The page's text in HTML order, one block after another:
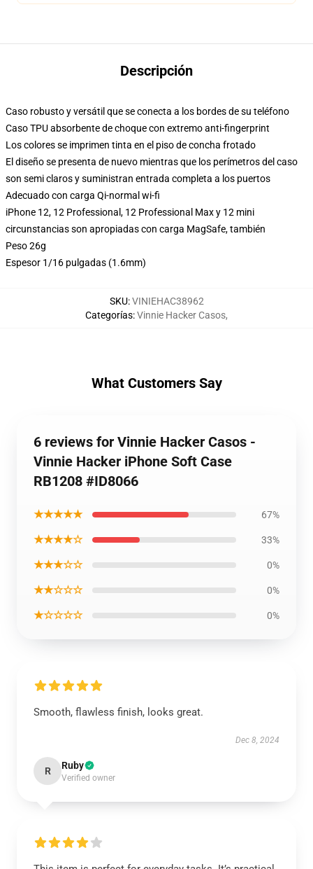
Descripción
Caso robusto y versátil que se conecta a los bordes de su teléfono
Caso TPU absorbente de choque con extremo anti-fingerprint
Los colores se imprimen tinta en el piso de concha frotado
El diseño se presenta de nuevo mientras que los perímetros del caso
son semi claros y suministran entrada completa a los puertos
Adecuado con carga Qi-normal wi-fi
iPhone 12, 12 Professional, 12 Professional Max y 12 mini
circunstancias son apropiadas con carga MagSafe, también
Peso 26g
Espesor 1/16 pulgadas (1.6mm)
SKU:VINIEHAC38962
Categorías:Vinnie Hacker Casos,
What Customers Say
6 reviews for Vinnie Hacker Casos -
Vinnie Hacker iPhone Soft Case
RB1208 #ID8066
★★★★★ 67%
★★★★☆ 33%
★★★☆☆ 0%
★★☆☆☆ 0%
★☆☆☆☆ 0%
Smooth, flawless finish, looks great.
Dec 8, 2024
R Ruby
Verified owner